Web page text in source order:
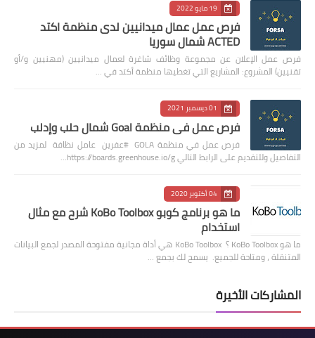
19 مايو 2022
فرص عمل عمال ميدانيين لدى منظمة اكتد
ACTED شمال سوريا
فرص عمل الإعلان عن مجموعة وظائف شاغرة لعمال ميدانيين (مهنيين و/أو
تقنيين) المشروع: المشاريع التي تغطيها منظمة أكتد في …
01 ديسمبر 2021
فرص عمل في منظمة Goal شمال حلب وإدلب
فرص عمل في منظمة GOLA #عفرين عامل نظافة لمزيد من
التفاصيل وللتقديم على الرابط التالي https://boards.greenhouse.io/g…
04 أكتوبر 2020
ما هو برنامج كوبو KoBo Toolbox شرح مع مثال
استخدام
ما هو KoBo Toolbox ؟ KoBo Toolbox هي أداة مجانية مفتوحة المصدر لجمع البيانات
المتنقلة ، ومتاحة للجميع. يسمح لك بجمع …
المشاركات الأخيرة